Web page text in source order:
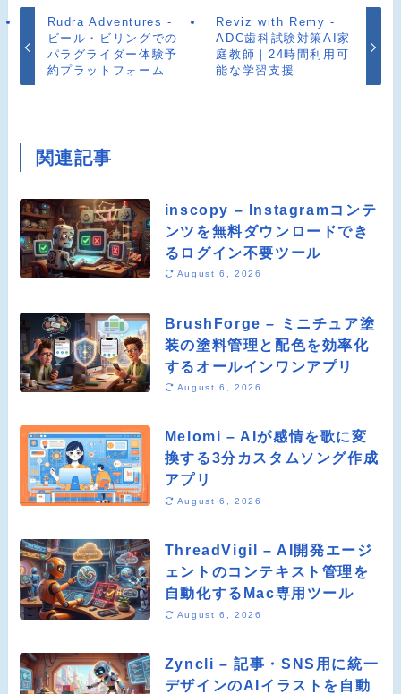
Rudra Adventures -
ビール・ビリングでの
パラグライダー体験予
約プラットフォーム
Reviz with Remy -
ADC歯科試験対策AI家
庭教師｜24時間利用可
能な学習支援
関連記事
inscopy – Instagramコンテ
ンツを無料ダウンロードでき
るログイン不要ツール
August 6, 2026
BrushForge – ミニチュア塗
装の塗料管理と配色を効率化
するオールインワンアプリ
August 6, 2026
Melomi – AIが感情を歌に変
換する3分カスタムソング作成
アプリ
August 6, 2026
ThreadVigil – AI開発エージ
ェントのコンテキスト管理を
自動化するMac専用ツール
August 6, 2026
Zyncli – 記事・SNS用に統一
デザインのAIイラストを自動